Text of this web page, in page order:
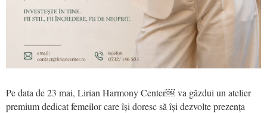
Pe data de 23 mai, Lirian Harmony Center￼ va găzdui un atelier
premium dedicat femeilor care își doresc să își dezvolte prezența